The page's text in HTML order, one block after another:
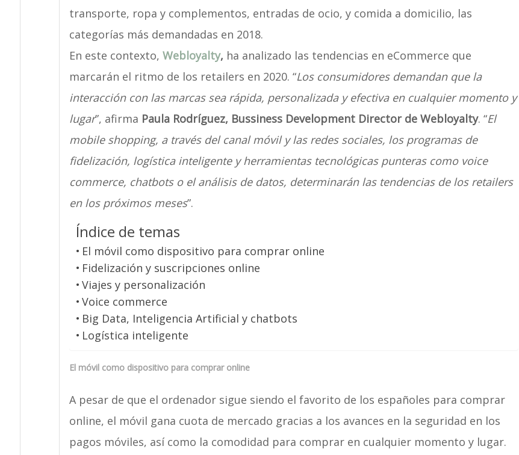
transporte, ropa y complementos, entradas de ocio, y comida a domicilio, las
categorías más demandadas en 2018.
En este contexto, Webloyalty, ha analizado las tendencias en eCommerce que
marcarán el ritmo de los retailers en 2020. “Los consumidores demandan que la
interacción con las marcas sea rápida, personalizada y efectiva en cualquier momento y
lugar”, afirma Paula Rodríguez, Bussiness Development Director de Webloyalty. “El
mobile shopping, a través del canal móvil y las redes sociales, los programas de
fidelización, logística inteligente y herramientas tecnológicas punteras como voice
commerce, chatbots o el análisis de datos, determinarán las tendencias de los retailers
en los próximos meses”.
Índice de temas
El móvil como dispositivo para comprar online
Fidelización y suscripciones online
Viajes y personalización
Voice commerce
Big Data, Inteligencia Artificial y chatbots
Logística inteligente
El móvil como dispositivo para comprar online
A pesar de que el ordenador sigue siendo el favorito de los españoles para comprar
online, el móvil gana cuota de mercado gracias a los avances en la seguridad en los
pagos móviles, así como la comodidad para comprar en cualquier momento y lugar.